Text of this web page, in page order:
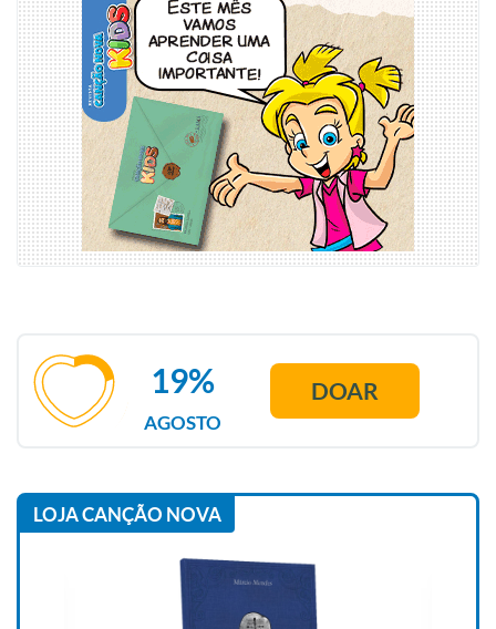
AGOSTO
19% DOAR
LOJA CANÇÃO NOVA